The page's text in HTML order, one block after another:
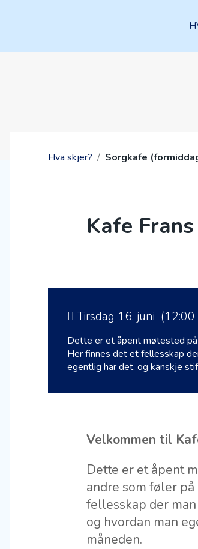
Hva skjer? / Sorgkafe
Kafe
Tirsdag 16. juni
Dette er et åpent møtested på
Her finnes det et fellesskap
egentlig har det, og kanskje
Velkommen til
Dette er et åpent
andre som føler
fellesskap der
og hvordan man
måneden.